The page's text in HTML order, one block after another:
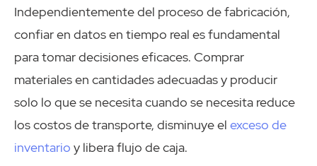
Independientemente del proceso de fabricación,
confiar en datos en tiempo real es fundamental
para tomar decisiones eficaces. Comprar
materiales en cantidades adecuadas y producir
solo lo que se necesita cuando se necesita reduce
los costos de transporte, disminuye el exceso de
inventario y libera flujo de caja.